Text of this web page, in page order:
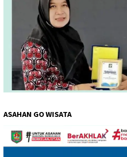
ASAHAN GO WISATA
Pemutar
Video